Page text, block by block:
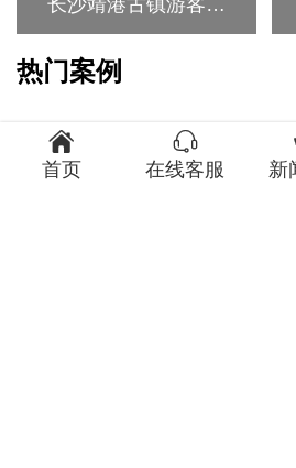
广州新力盈峰中心

首页

在线客服 新